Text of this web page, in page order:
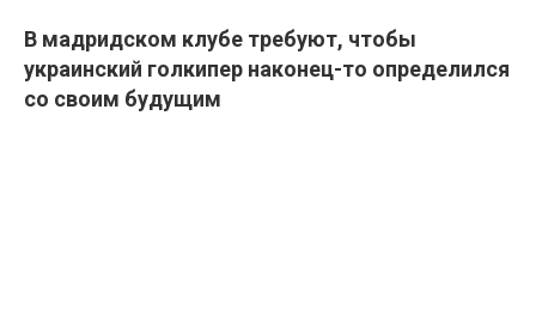
В мадридском клубе требуют, чтобы
украинский голкипер наконец-то определился
со своим будущим